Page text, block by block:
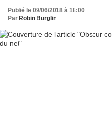
Publié le 09/06/2018 à 18:00
Par Robin Burglin